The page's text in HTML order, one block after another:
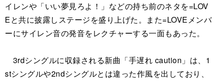
イレンや「いい夢見ろよ！」などの持ち前のネタを=LOV
Eと共に披露しステージを盛り上げた。また=LOVEメンバ
ーにサイレン音の発音をレクチャーする一面もあった。
3rdシングルに収録される新曲「手遅れ caution」は、1
stシングルや2ndシングルとは違った作風を出しており、